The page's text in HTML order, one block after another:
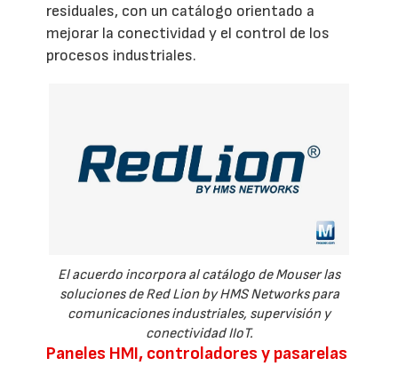
residuales, con un catálogo orientado a
mejorar la conectividad y el control de los
procesos industriales.
El acuerdo incorpora al catálogo de Mouser las
soluciones de Red Lion by HMS Networks para
comunicaciones industriales, supervisión y
conectividad IIoT.
Paneles HMI, controladores y pasarelas